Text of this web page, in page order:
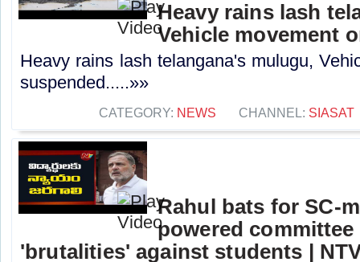
Heavy rains lash
Vehicle movement
Heavy rains lash telangana's mulugu,
suspended.....»»
CATEGORY: NEWS CHANNEL: SIASAT
Rahul bats for SC-
powered
'brutalities' against students |